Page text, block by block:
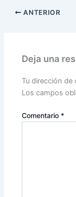
ANTERIOR
Deja una
Tu dirección de
Los campos
Comentario *